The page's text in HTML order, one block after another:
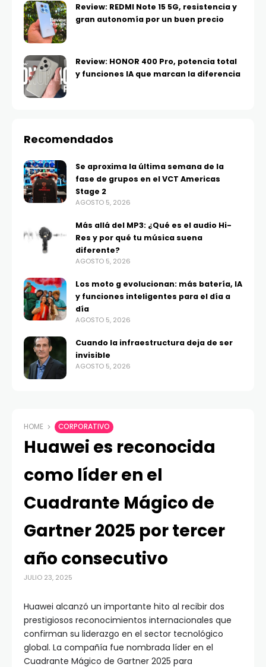
Review: REDMI Note 15 5G, resistencia y
gran autonomía por un buen precio
Review: HONOR 400 Pro, potencia total
y funciones IA que marcan la diferencia
Recomendados
Se aproxima la última semana de la
fase de grupos en el VCT Americas
Stage 2
AGOSTO 5, 2026
Más allá del MP3: ¿Qué es el audio Hi-
Res y por qué tu música suena
diferente?
AGOSTO 5, 2026
Los moto g evolucionan: más batería, IA
y funciones inteligentes para el día a
día
AGOSTO 5, 2026
Cuando la infraestructura deja de ser
invisible
AGOSTO 5, 2026
HOME CORPORATIVO
Huawei es reconocida
como líder en el
Cuadrante Mágico de
Gartner 2025 por tercer
año consecutivo
JULIO 23, 2025
Huawei alcanzó un importante hito al recibir dos
prestigiosos reconocimientos internacionales que
confirman su liderazgo en el sector tecnológico
global. La compañía fue nombrada líder en el
Cuadrante Mágico de Gartner 2025 para